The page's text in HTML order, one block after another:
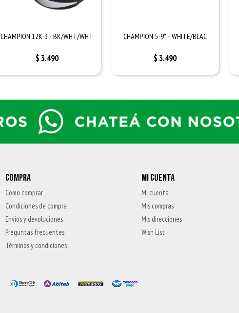
CHAMPION 12K-3 - BK/WHT/WHT
$ 3.490
CHAMPION 5-9* - WHITE/BLAC
$ 3.490
COMPRA
Como comprar
Condiciones de compra
Envíos y devoluciones
Preguntas frecuentes
Términos y condiciones
MI CUENTA
Mi cuenta
Mis compras
Mis direcciones
Wish List